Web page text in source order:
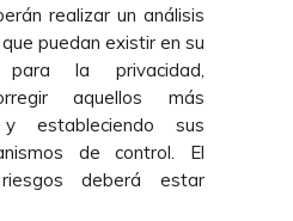
realizar un análisis
puedan existir en su
para la privacidad,
aquellos más
estableciendo sus
de control. El
deberá estar